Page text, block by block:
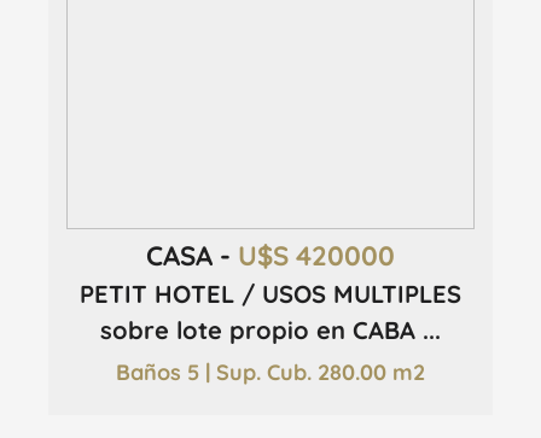
CASA - U$S 420000
PETIT HOTEL / USOS MULTIPLES
sobre lote propio en CABA ...
Baños 5 | Sup. Cub. 280.00 m2